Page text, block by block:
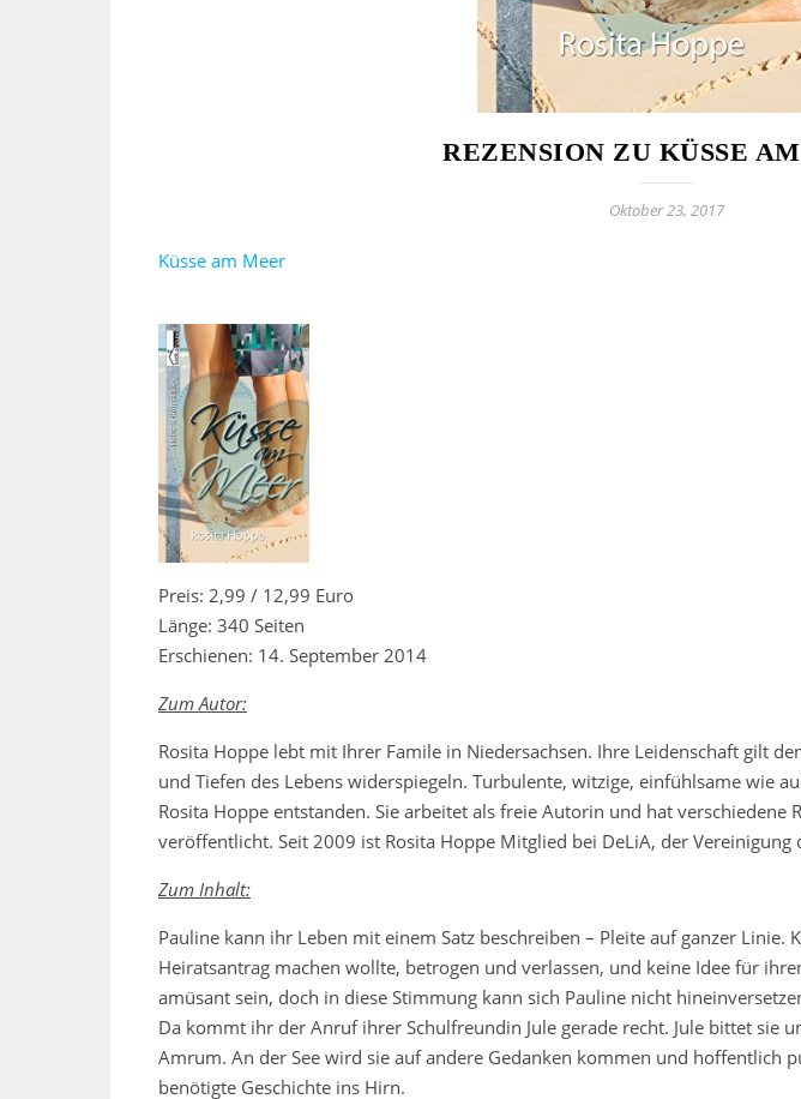
REZENSION ZU KÜSSE
Oktober 23, 2017
Küsse am Meer
Preis: 2,99 / 12,99 Euro
Länge: 340 Seiten
Erschienen: 14. September 2014
Zum Autor:
Rosita Hoppe lebt mit Ihrer Famile in Niedersachsen. Ihre Leidenschaft gilt
und Tiefen des Lebens widerspiegeln. Turbulente, witzige, einfühlsame wie
Rosita Hoppe entstanden. Sie arbeitet als freie Autorin und hat verschiedene
veröffentlicht. Seit 2009 ist Rosita Hoppe Mitglied bei DeLiA, der
Zum Inhalt:
Pauline kann ihr Leben mit einem Satz beschreiben – Pleite auf ganzer Linie.
Heiratsantrag machen wollte, betrogen und verlassen, und keine Idee für
amüsant sein, doch in diese Stimmung kann sich Pauline nicht
Da kommt ihr der Anruf ihrer Schulfreundin Jule gerade recht. Jule bittet sie
Amrum. An der See wird sie auf andere Gedanken kommen und hoffentlich
benötigte Geschichte ins Hirn.